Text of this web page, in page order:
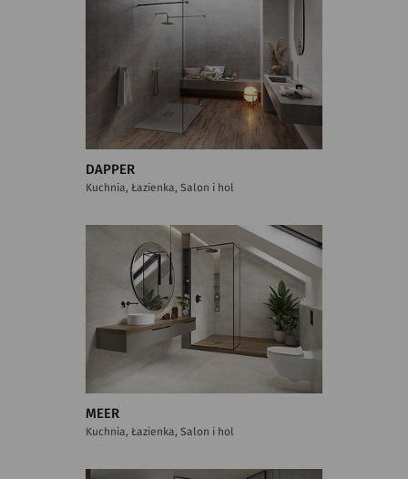
DAPPER
Kuchnia, Łazienka, Salon i hol
MEER
Kuchnia, Łazienka, Salon i hol